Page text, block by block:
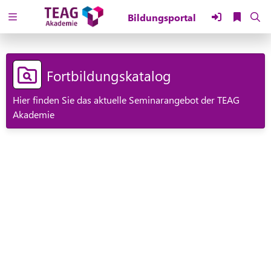
Zuklappen
Loading
Loading
Loading
Fortbildungskatalog
Hier finden Sie das aktuelle Seminarangebot der TEAG
Akademie